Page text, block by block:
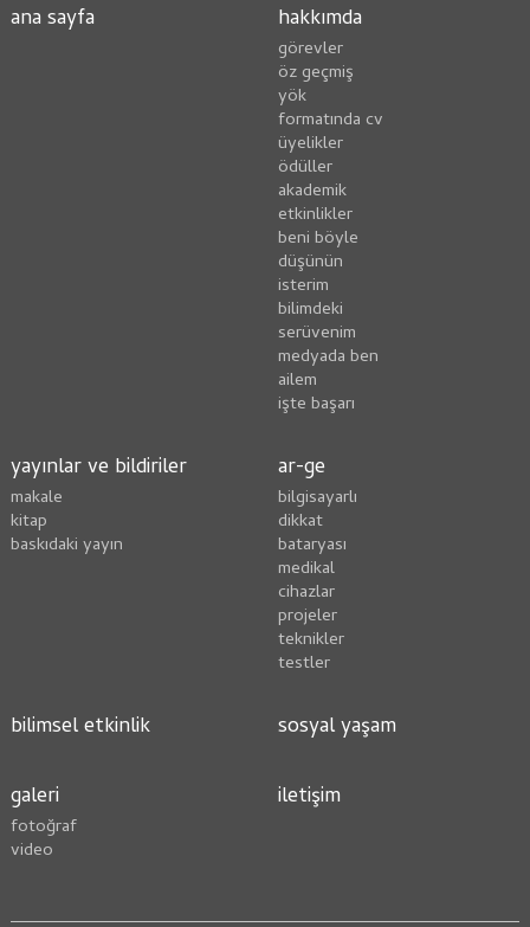
ana sayfa hakkımda
görevler
öz geçmiş
yök
formatında cv
üyelikler
ödüller
akademik
etkinlikler
beni böyle
düşünün
i̇sterim
bilimdeki
serüvenim
medyada ben
ailem
i̇şte başarı
yayınlar ve bildiriler
makale
kitap
baskıdaki yayın
ar-ge
bilgisayarlı
dikkat
bataryası
medikal
cihazlar
projeler
teknikler
testler
bilimsel etkinlik sosyal yaşam
galeri
fotoğraf
video
i̇letişim